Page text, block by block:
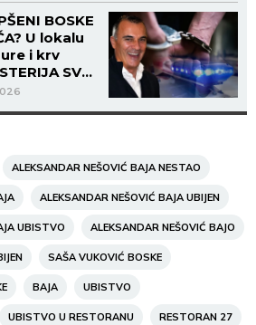
BOSKE
U lokalu
i krv
SVE
ALEKSANDAR NEŠOVIĆ BAJA NESTAO
ALEKSANDAR NEŠOVIĆ BAJA UBIJEN
UBISTVO ALEKSANDAR NEŠOVIĆ BAJO
SAŠA VUKOVIĆ BOSKE
BAJA UBISTVO
UBISTVO U RESTORANU RESTORAN 27